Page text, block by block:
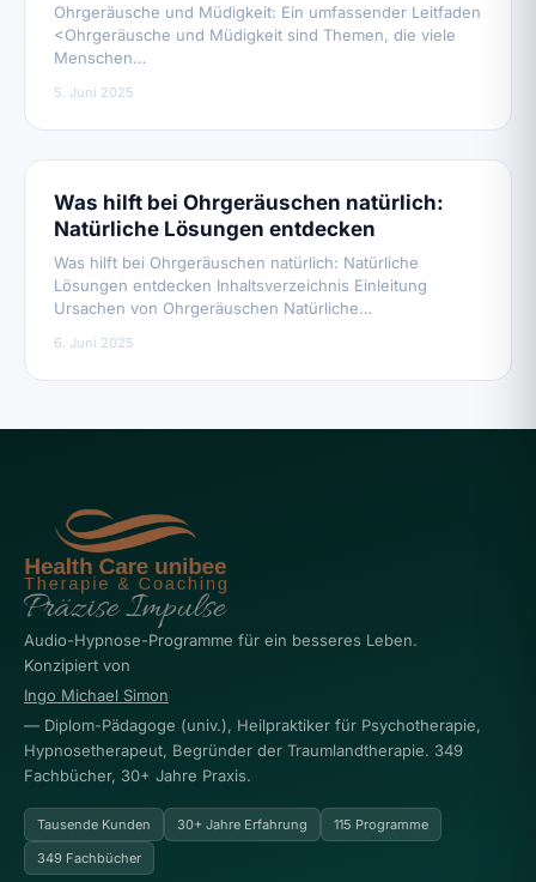
Ohrgeräusche und Müdigkeit: Ein umfassender Leitfaden
<Ohrgeräusche und Müdigkeit sind Themen, die viele
Menschen…
5. Juni 2025
Was hilft bei Ohrgeräuschen natürlich:
Natürliche Lösungen entdecken
Was hilft bei Ohrgeräuschen natürlich: Natürliche
Lösungen entdecken Inhaltsverzeichnis Einleitung
Ursachen von Ohrgeräuschen Natürliche…
6. Juni 2025
Audio-Hypnose-Programme für ein besseres Leben.
Konzipiert von
Ingo Michael Simon
— Diplom-Pädagoge (univ.), Heilpraktiker für Psychotherapie,
Hypnosetherapeut, Begründer der Traumlandtherapie. 349
Fachbücher, 30+ Jahre Praxis.
Tausende Kunden 30+ Jahre Erfahrung
115 Programme
349 Fachbücher